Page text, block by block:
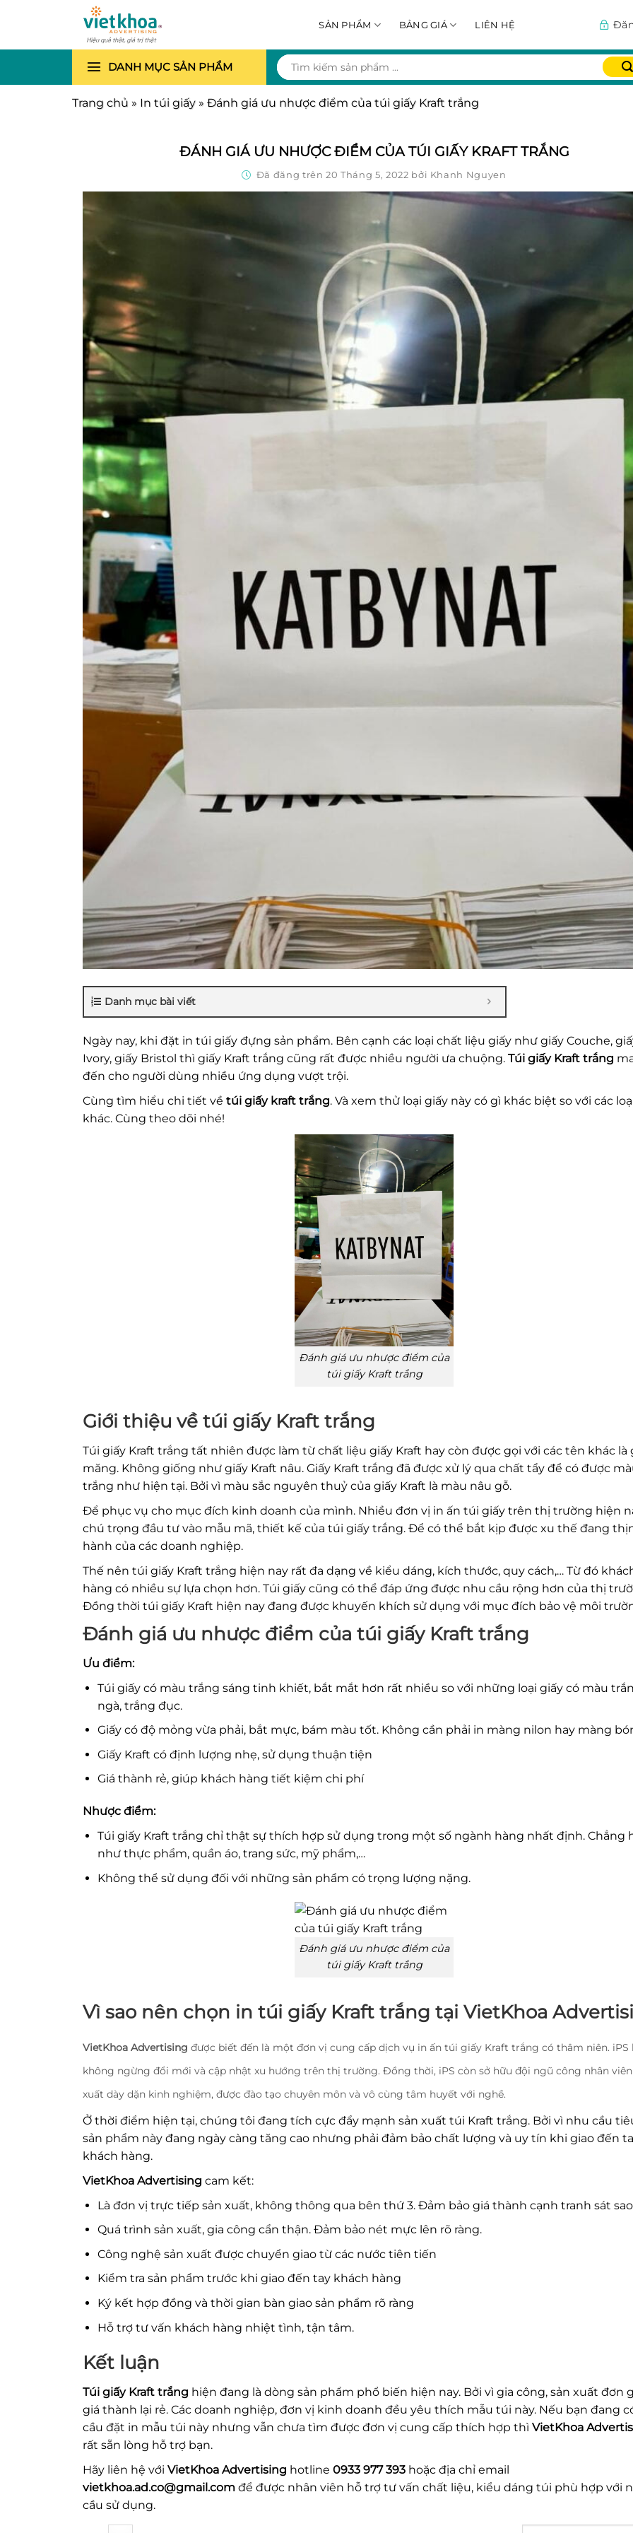
SẢN PHẨM BẢNG GIÁ LIÊN HỆ
DANH MỤC SẢN PHẨM
Tìm
kiếm:
Trang chủ » In túi giấy » Đánh giá ưu nhược điểm của túi giấy Kraft trắng
ĐÁNH GIÁ ƯU NHƯỢC ĐIỂM CỦA TÚI GIẤY KRAFT TRẮNG
Đã đăng trên20 Tháng 5, 2022 bởi Khanh Nguyen
Danh mục bài viết
Ngày nay, khi đặt in túi giấy đựng sản phẩm. Bên cạnh các loại chất liệu giấy như giấy Couche,
Ivory, giấy Bristol thì giấy Kraft trắng cũng rất được nhiều người ưa chuộng. Túi giấy Kraft trắng
đến cho người dùng nhiều ứng dụng vượt trội.
Cùng tìm hiểu chi tiết về túi giấy kraft trắng. Và xem thử loại giấy này có gì khác biệt so với các
khác. Cùng theo dõi nhé!
Đánh giá ưu nhược điểm của
túi giấy Kraft trắng
Giới thiệu về túi giấy Kraft trắng
Túi giấy Kraft trắng tất nhiên được làm từ chất liệu giấy Kraft hay còn được gọi với các tên khác là
măng. Không giống như giấy Kraft nâu. Giấy Kraft trắng đã được xử lý qua chất tẩy để có được
trắng như hiện tại. Bởi vì màu sắc nguyên thuỷ của giấy Kraft là màu nâu gỗ.
Để phục vụ cho mục đích kinh doanh của mình. Nhiều đơn vị in ấn túi giấy trên thị trường hiện
chú trọng đầu tư vào mẫu mã, thiết kế của túi giấy trắng. Để có thể bắt kịp được xu thế đang
hành của các doanh nghiệp.
Thế nên túi giấy Kraft trắng hiện nay rất đa dạng về kiểu dáng, kích thước, quy cách,… Từ đó
hàng có nhiều sự lựa chọn hơn. Túi giấy cũng có thể đáp ứng được nhu cầu rộng hơn của thị
Đồng thời túi giấy Kraft hiện nay đang được khuyến khích sử dụng với mục đích bảo vệ môi
Đánh giá ưu nhược điểm của túi giấy Kraft trắng
Ưu điểm:
Túi giấy có màu trắng sáng tinh khiết, bắt mắt hơn rất nhiều so với những loại giấy có màu
ngà, trắng đục.
Giấy có độ mỏng vừa phải, bắt mực, bám màu tốt. Không cần phải in màng nilon hay màng
Giấy Kraft có định lượng nhẹ, sử dụng thuận tiện
Giá thành rẻ, giúp khách hàng tiết kiệm chi phí
Nhược điểm:
Túi giấy Kraft trắng chỉ thật sự thích hợp sử dụng trong một số ngành hàng nhất định. Chẳng
như thực phẩm, quần áo, trang sức, mỹ phẩm,…
Không thể sử dụng đối với những sản phẩm có trọng lượng nặng.
Đánh giá ưu nhược điểm của
túi giấy Kraft trắng
Vì sao nên chọn in túi giấy Kraft trắng tại VietKhoa
VietKhoa Advertising được biết đến là một đơn vị cung cấp dịch vụ in ấn túi giấy Kraft trắng có thâm niên. iPS
không ngừng đổi mới và cập nhật xu hướng trên thị trường. Đồng thời, iPS còn sở hữu đội ngũ công nhân viên
xuất dày dặn kinh nghiệm, được đào tạo chuyên môn và vô cùng tâm huyết với nghề.
Ở thời điểm hiện tại, chúng tôi đang tích cực đẩy mạnh sản xuất túi Kraft trắng. Bởi vì nhu cầu
sản phẩm này đang ngày càng tăng cao nhưng phải đảm bảo chất lượng và uy tín khi giao đến
khách hàng.
VietKhoa Advertising cam kết:
Là đơn vị trực tiếp sản xuất, không thông qua bên thứ 3. Đảm bảo giá thành cạnh tranh sát
Quá trình sản xuất, gia công cẩn thận. Đảm bảo nét mực lên rõ ràng.
Công nghệ sản xuất được chuyển giao từ các nước tiên tiến
Kiểm tra sản phẩm trước khi giao đến tay khách hàng
Ký kết hợp đồng và thời gian bàn giao sản phẩm rõ ràng
Hỗ trợ tư vấn khách hàng nhiệt tình, tận tâm.
Kết luận
Túi giấy Kraft trắng hiện đang là dòng sản phẩm phổ biến hiện nay. Bởi vì gia công, sản xuất đơn
giá thành lại rẻ. Các doanh nghiệp, đơn vị kinh doanh đều yêu thích mẫu túi này. Nếu bạn đang
cầu đặt in mẫu túi này nhưng vẫn chưa tìm được đơn vị cung cấp thích hợp thì VietKhoa
rất sẵn lòng hỗ trợ bạn.
Hãy liên hệ với VietKhoa Advertising hotline 0933 977 393 hoặc địa chỉ email
vietkhoa.ad.co@gmail.com để được nhân viên hỗ trợ tư vấn chất liệu, kiểu dáng túi phù hợp với
cầu sử dụng.